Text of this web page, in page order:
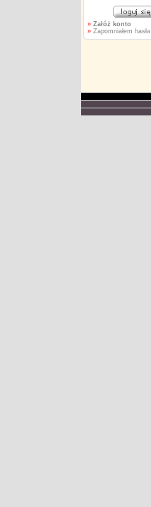
» Załóż konto
» Zapomniałem hasła